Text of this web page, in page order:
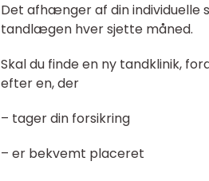
Det afhænger af din individuelle
tandlægen hver sjette måned.
Skal du finde en ny tandklinik,
efter en, der
– tager din forsikring
– er bekvemt placeret